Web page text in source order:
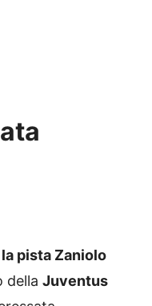
pista Zaniolo
della Juventus